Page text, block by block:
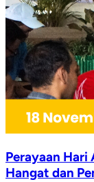
Perayaan Hari
Hangat dan